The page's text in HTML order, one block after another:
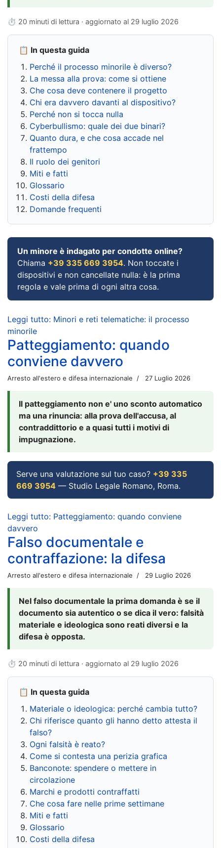
⏱ 20 minuti di lettura · aggiornato al 29 luglio 2026
📋 In questa guida
Perché il processo minorile è diverso?
La messa alla prova: come si ottiene
Che cosa deve contenere il progetto
Chi era davvero davanti al dispositivo?
Perché non si tocca nulla
Cyberbullismo: quale dei due binari?
Quanto dura, e che cosa accade nel
frattempo
Il ruolo dei genitori
Miti e fatti
Glossario
Costi della difesa
Domande frequenti
Un minore è indagato per condotte online?
Chiama +39 335 669 3954. Non toccate i
dispositivi e non cancellate nulla: è la prima
regola e vale prima di ogni altra cosa.
Leggi tutto: Minori e reti telematiche: il processo
minorile
Patteggiamento: quando
conviene davvero
Arresto all'estero e difesa internazionale 27 Luglio 2026
Il patteggiamento non e' uno sconto automatico
ma una rinuncia: alla prova dell'accusa, al
contraddittorio e a quasi tutti i motivi di
impugnazione.
Serve una valutazione sul tuo caso? +39 335
669 3954 — Studio Legale Romano, Roma.
Leggi tutto: Patteggiamento: quando conviene
davvero
Falso documentale e
contraffazione: la difesa
Arresto all'estero e difesa internazionale 29 Luglio 2026
Nel falso documentale la prima domanda è se il
documento sia autentico o se dica il vero: falsità
materiale e ideologica sono reati diversi e la
difesa è opposta.
⏱ 20 minuti di lettura · aggiornato al 29 luglio 2026
📋 In questa guida
Materiale o ideologica: perché cambia tutto?
Chi riferisce quanto gli hanno detto attesta il
falso?
Ogni falsità è reato?
Come si contesta una perizia grafica
Banconote: spendere o mettere in
circolazione
Marchi e prodotti contraffatti
Che cosa fare nelle prime settimane
Miti e fatti
Glossario
Costi della difesa